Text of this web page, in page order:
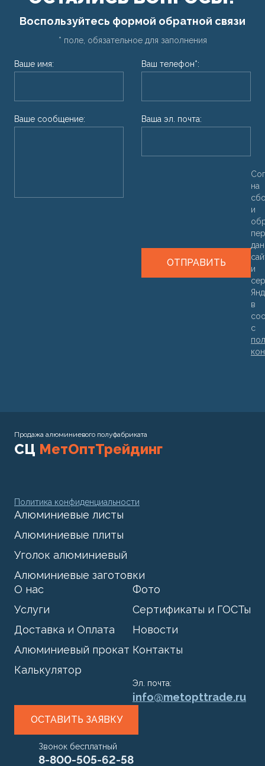
Воспользуйтесь формой обратной связи
* поле, обязательное для заполнения
Ваше имя:
Ваше сообщение:
Ваш телефон*:
Ваша эл. почта:
ОТПРАВИТЬ
на
и
и
в
с
Продажа алюминиевого полуфабриката
СЦ МетОптТрейдинг
Политика конфиденциальности
Алюминиевые листы
Алюминиевые плиты
Уголок алюминиевый
Алюминиевые заготовки
О нас
Услуги
Доставка и Оплата
Алюминиевый прокат
Калькулятор
Фото
Сертификаты и ГОСТы
Новости
Контакты
Эл. почта:
info@metopttrade.ru
ОСТАВИТЬ ЗАЯВКУ
Звонок бесплатный
8-800-505-62-58